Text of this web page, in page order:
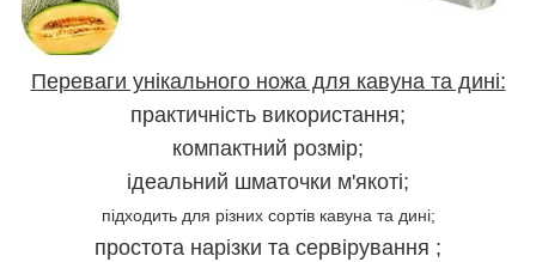
Переваги унікального ножа для кавуна та дині:
практичність використання;
компактний розмір;
ідеальний шматочки м'якоті;
підходить для різних сортів кавуна та дині;
простота нарізки та сервірування ;